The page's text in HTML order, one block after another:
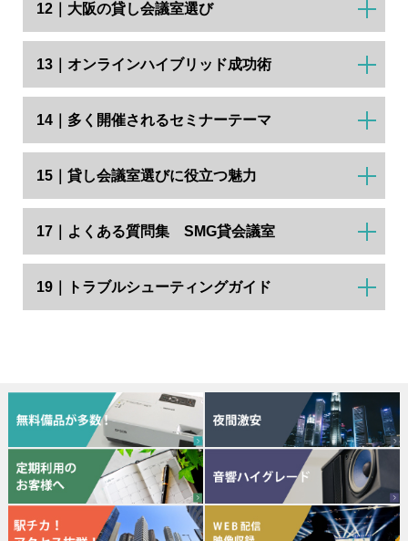
12｜大阪の貸し会議室選び
13｜オンラインハイブリッド成功術
14｜多く開催されるセミナーテーマ
15｜貸し会議室選びに役立つ魅力
17｜よくある質問集 SMG貸会議室
19｜トラブルシューティングガイド